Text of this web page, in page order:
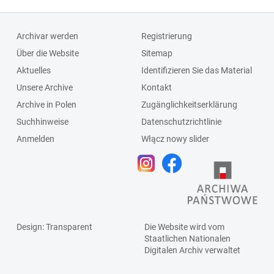
Archivar werden
Über die Website
Aktuelles
Unsere Archive
Archive in Polen
Suchhinweise
Anmelden
Registrierung
Sitemap
Identifizieren Sie das Material
Kontakt
Zugänglichkeitserklärung
Datenschutzrichtlinie
Włącz nowy slider
Design: Transparent
Die Website wird vom
Staatlichen Nationalen
Digitalen Archivverwaltet